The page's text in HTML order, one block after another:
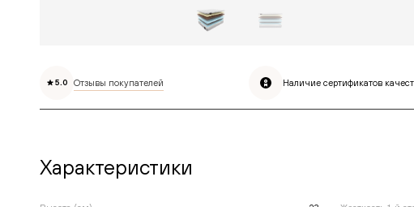
5.0 Отзывы покупателей Наличие сертификатов
Характеристики